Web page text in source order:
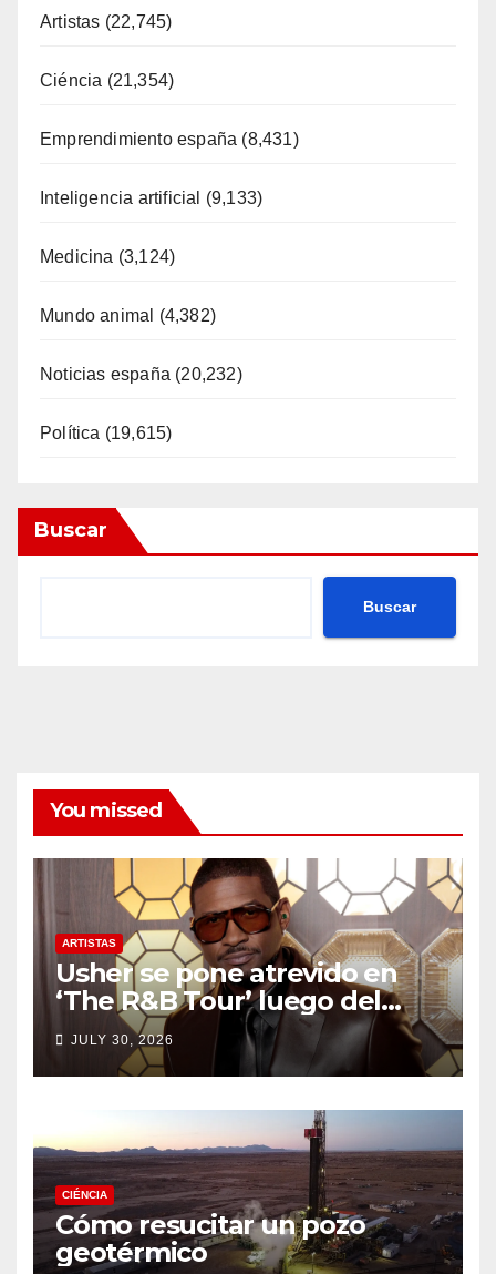
Artistas (22,745)
Ciéncia (21,354)
Emprendimiento españa (8,431)
Inteligencia artificial (9,133)
Medicina (3,124)
Mundo animal (4,382)
Noticias españa (20,232)
Política (19,615)
Buscar
Buscar
You missed
ARTISTAS
Usher se pone atrevido en
‘The R&B Tour’ luego del
drama de un fan
JULY 30, 2026
CIÉNCIA
Cómo resucitar un pozo
geotérmico